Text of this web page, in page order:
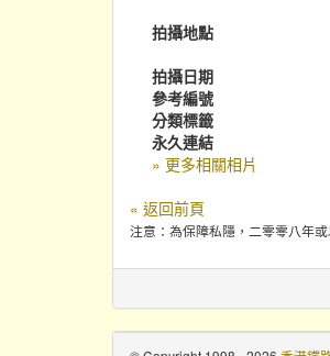
拍攝地點
拍攝日期
參考編號
分類標籤
永久連結
» 更多相關相片
« 返回前頁
注意：為保障私隱，二零零八年